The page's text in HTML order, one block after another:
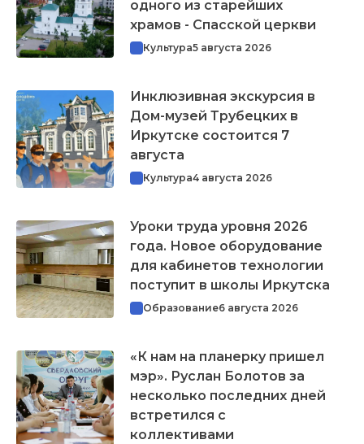
одного из старейших
храмов - Спасской церкви
Культура5 августа 2026
Инклюзивная экскурсия в
Дом-музей Трубецких в
Иркутске состоится 7
августа
Культура4 августа 2026
Уроки труда уровня 2026
года. Новое оборудование
для кабинетов технологии
поступит в школы Иркутска
Образование6 августа 2026
«К нам на планерку пришел
мэр». Руслан Болотов за
несколько последних дней
встретился с
коллективами